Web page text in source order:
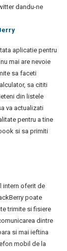
dandu-ne
aplicatie pentru
mai are nevoie
sa faceti
sa cititi
din listele
va actualizati
pentru a tine
si sa primiti
intern oferit de
poate
trimite si fisiere
dintre
si mai ieftina
mobil de la